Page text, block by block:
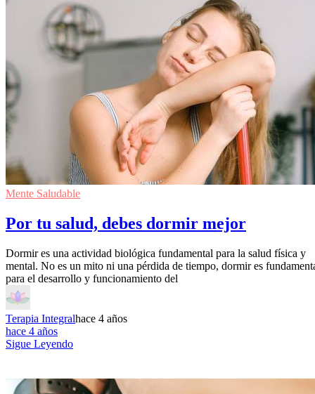
Mente Saludable
Por tu salud, debes dormir mejor
Dormir es una actividad biológica fundamental para la salud física y
mental. No es un mito ni una pérdida de tiempo, dormir es
para el desarrollo y funcionamiento del
Terapia Integralhace 4 años
hace 4 años
Sigue Leyendo